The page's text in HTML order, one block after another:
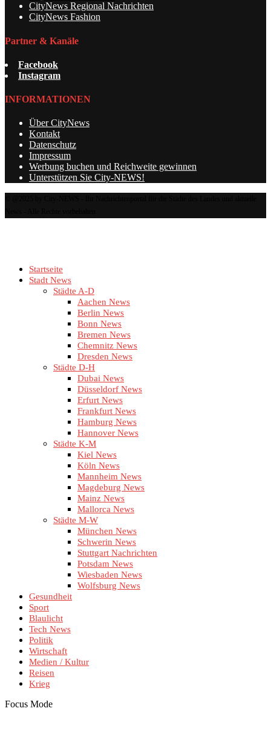
CityNews Regional Nachrichten
CityNews Fashion
Partner & Kanäle
Facebook
Instagram
INFORMATIONEN
Über CityNews
Kontakt
Datenschutz
Impressum
Werbung buchen und Reichweite gewinnen
Unterstützen Sie City-NEWS!
Startseite
Stadt News
Städte A-D
Aachen News
Berlin News
Bonn News
Bremen News
Chemnitz News
Dresden News
Städte D-H
Dubai News
Düsseldorf News
Erfurt News
Frankfurt News
Hamburg News
Hannover News
Städte K-M
Kiel News
Köln News
Mannheim News
Magdeburg News
Mainz News
Mallorca News
Städte M-W
München News
Schwerin News
Stuttgart Nachrichten
Potsdam News
Wiesbaden News
Wolfsburg News
Gesundheit
Sport
Blaulicht
Tech News
Politik
Wirtschaft
Medien / Kultur
Reisen
Krieg
Focus Mode